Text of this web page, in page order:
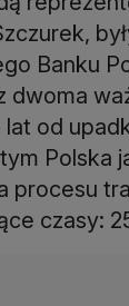
Banku
dwoma
lat od
Polska
procesu
czasy: